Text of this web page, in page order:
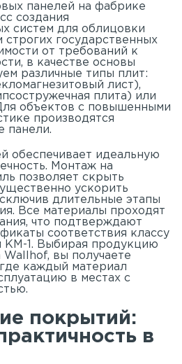
панелей на фабрике
создания
систем для облицовки
строгих государственных
от требований к
в качестве основы
различные типы плит:
лист),
плита) или
объектов с повышенными
производятся
панели.
обеспечивает идеальную
Монтаж на
позволяет скрыть
ускорить
длительные этапы
Все материалы проходят
что подтверждают
соответствия классу
КМ-1. Выбирая продукцию
вы получаете
каждый материал
в местах с
покрытий:
в